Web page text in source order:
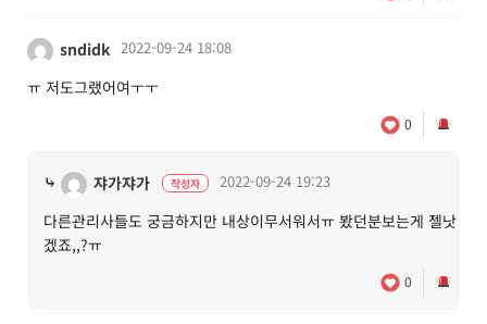
sndidk 2022-09-24 18:08
ㅠ 저도그랬어여ㅜㅜ
0
⤷ 쟈가쟈가 작성자 2022-09-24 19:23
다른관리사들도 궁금하지만 내상이무서워서ㅠ 봤던분보는게 젤낫
겠죠,,?ㅠ
0